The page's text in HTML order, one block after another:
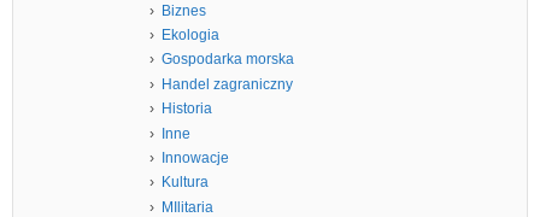
Biznes
Ekologia
Gospodarka morska
Handel zagraniczny
Historia
Inne
Innowacje
Kultura
MIlitaria